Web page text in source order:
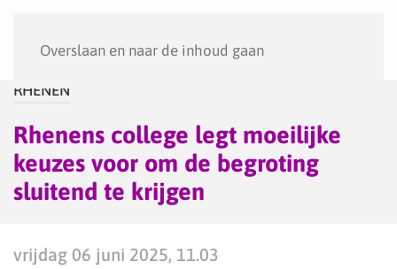
Overslaan en naar de inhoud gaan
RHENEN
Rhenens college legt moeilijke
keuzes voor om de begroting
sluitend te krijgen
vrijdag 06 juni 2025, 11.03